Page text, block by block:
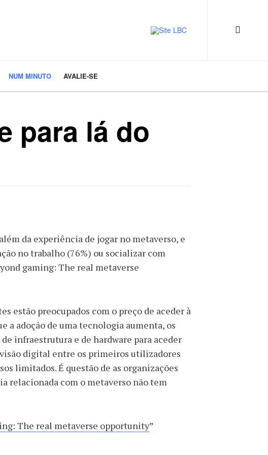
NUM MINUTO AVALIE-SE
para lá do
da experiência de jogar no metaverso, e
no trabalho (76%) ou socializar com
gaming: The real metaverse
estão preocupados com o preço de aceder à
a adoção de uma tecnologia aumenta, os
infraestrutura e de hardware para aceder
digital entre os primeiros utilizadores
limitados. É questão de as organizações
relacionada com o metaverso não tem
The real metaverse opportunity”